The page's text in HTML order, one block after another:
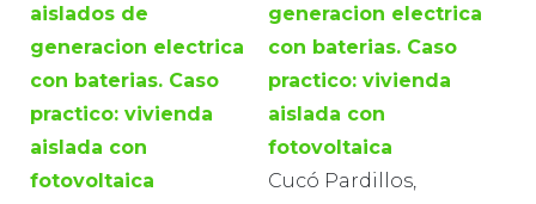
aislados de
generacion electrica
con baterias. Caso
practico: vivienda
aislada con
fotovoltaica
generacion electrica
con baterias. Caso
practico: vivienda
aislada con
fotovoltaica
Cucó Pardillos,